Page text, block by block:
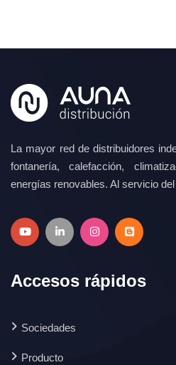
La mayor red de distribuidores
fontanería, calefacción,
energías renovables. Al servicio
Accesos rápidos
Sociedades
Producto